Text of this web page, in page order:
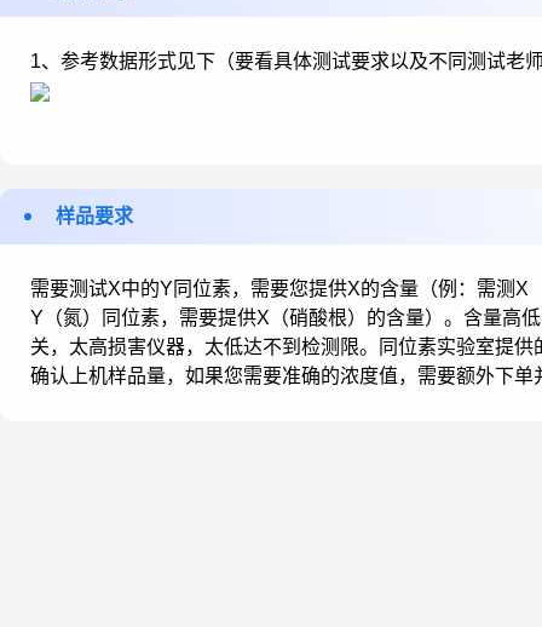
1、参考数据形式见下（要看具体测试要求以及不同测试老
样品要求
需要测试X中的Y同位素，需要您提供X的含量（例：需测X
Y（氮）同位素，需要提供X（硝酸根）的含量）。含量高
关，太高损害仪器，太低达不到检测限。同位素实验室提供
确认上机样品量，如果您需要准确的浓度值，需要额外下单